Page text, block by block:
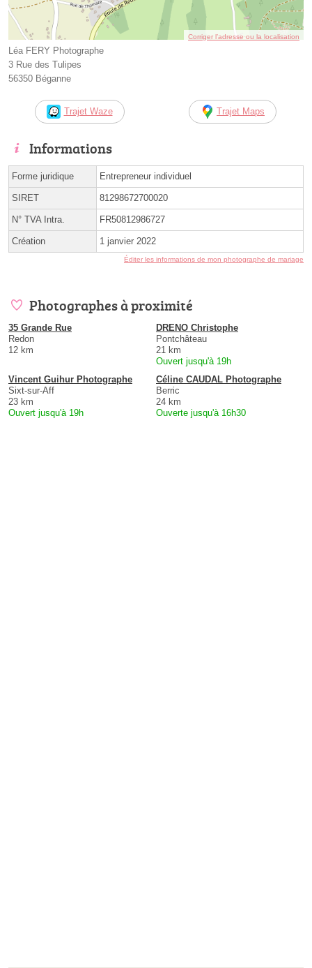
Corriger l’adresse ou la localisation
Léa FERY Photographe
3 Rue des Tulipes
56350 Béganne
Trajet Waze Trajet Maps
Informations
Forme juridique Entrepreneur individuel
SIRET 81298672700020
N° TVA Intra. FR50812986727
Création 1 janvier 2022
Éditer les informations de mon photographe de mariage
Photographes à proximité
35 Grande Rue
Redon
12 km
DRENO Christophe
Pontchâteau
21 km
Ouvert jusqu'à 19h
Vincent Guihur Photographe
Sixt-sur-Aff
23 km
Ouvert jusqu'à 19h
Céline CAUDAL Photographe
Berric
24 km
Ouverte jusqu'à 16h30